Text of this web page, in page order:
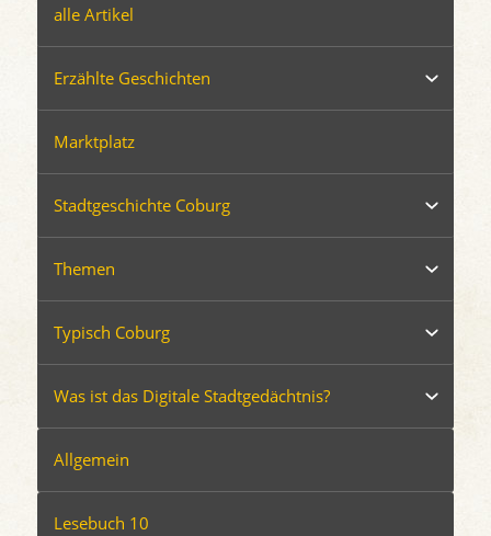
alle Artikel
Erzählte Geschichten
Marktplatz
Stadtgeschichte Coburg
Themen
Typisch Coburg
Was ist das Digitale Stadtgedächtnis?
Allgemein
Lesebuch 10